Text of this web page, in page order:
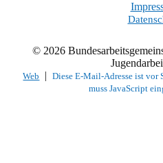
© 2026
Web |Diese E-Mail-Adresse ist vor
muss JavaScript